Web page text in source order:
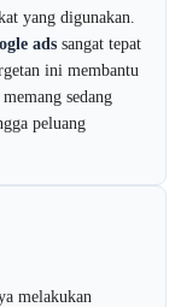
yang digunakan.
ads sangat tepat
ini membantu
sedang
peluang
melakukan